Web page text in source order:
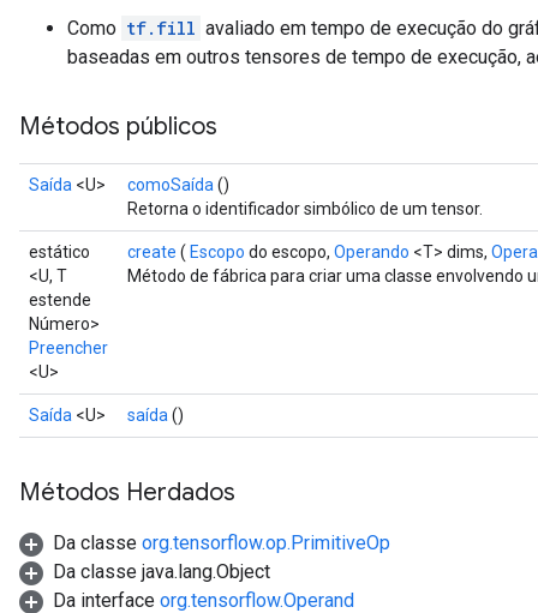
Como tf.fill avaliado em tempo de execução do
baseadas em outros tensores de tempo de execução,
Métodos públicos
Saída <U> comoSaída ()
Retorna o identificador simbólico de um tensor.
estático
<U, T
estende
Número>
Preencher
<U>
create ( Escopo do escopo, Operando <T> dims,
Método de fábrica para criar uma classe envolvendo
Saída <U> saída ()
Métodos Herdados
Da classe org.tensorflow.op.PrimitiveOp
Da classe java.lang.Object
Da interface org.tensorflow.Operand